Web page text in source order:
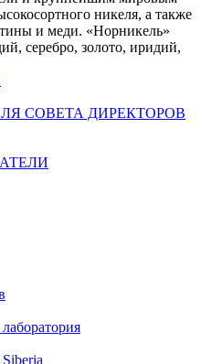
никеля, а также
и меди. «Норникель»
серебро, золото, иридий,
СОВЕТА ДИРЕКТОРОВ